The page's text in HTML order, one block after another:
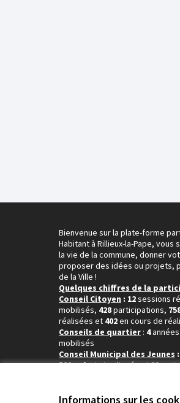
Informations sur les
Bienvenue sur la plate-forme
Habitant à Rillieux-la-Pape,
la vie de la commune, donner
proposer des idées ou projets,
de la Ville !
Quelques chiffres de la
Conseil Citoyen : 12sessions
mobilisés, 428participations,
réalisées et 402en cours de
Conseils de quartier : 4
mobilisés
Conseil Municipal des Jeunes
580enfants impliqués et89